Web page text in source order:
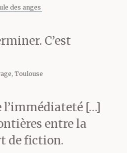
avait
de
la
des
soutenir
des anges
C’est
Toulouse
l’immédiateté […]
entre la
de fiction.